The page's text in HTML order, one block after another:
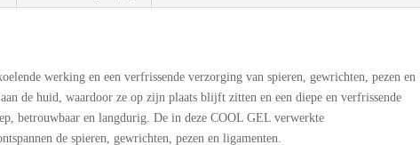
werking en een verfrissende verzorging van spieren, gewrichten, pezen en
de huid, waardoor ze op zijn plaats blijft zitten en een diepe en verfrissende
betrouwbaar en langdurig. De in deze COOL GEL verwerkte
de spieren, gewrichten, pezen en ligamenten.